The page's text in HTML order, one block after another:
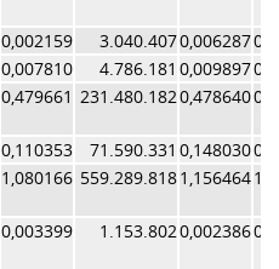
0,002159 3.040.4070,006287
0,007810 4.786.181 0,009897
0,479661 231.480.1820,478640
0,110353 71.590.331 0,148030
1,080166 559.289.8181,156464
0,003399 1.153.8020,002386